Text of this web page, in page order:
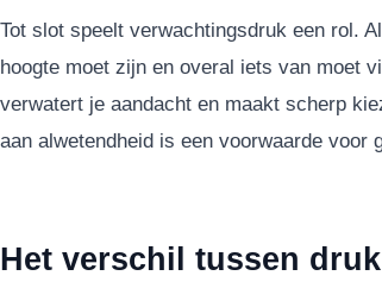
Tot slot speelt verwachtingsdruk een rol.
hoogte moet zijn en overal iets van moet
verwatert je aandacht en maakt scherp
aan alwetendheid is een voorwaarde voor
Het verschil tussen